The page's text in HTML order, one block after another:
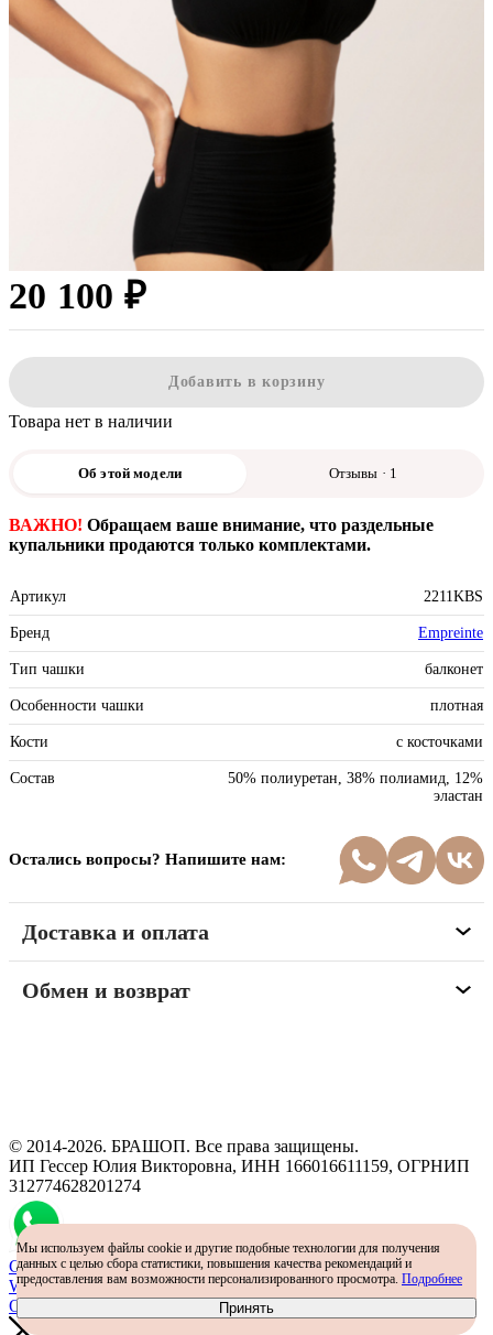
20 100 ₽
Добавить в корзину
Товара нет в наличии
Об этой модели Отзывы · 1
ВАЖНО! Обращаем ваше внимание, что раздельные
купальники продаются только комплектами.
Артикул 2211KBS
Бренд Empreinte
Тип чашки балконет
Особенности чашки плотная
Кости с косточками
Состав
50% полиуретан, 38% полиамид, 12%
эластан
Остались вопросы? Напишите нам:
Доставка и оплата
Обмен и возврат
© 2014-2026. БРАШОП. Все права защищены.
ИП Гессер Юлия Викторовна, ИНН 166016611159, ОГРНИП
312774628201274
Самый простой способ определить размер - консультация в
WhatsApp
Определить размер
Мы используем файлы cookie и другие подобные технологии для получения
данных с целью сбора статистики, повышения качества рекомендаций и
предоставления вам возможности персонализированного просмотра. Подробнее
Принять